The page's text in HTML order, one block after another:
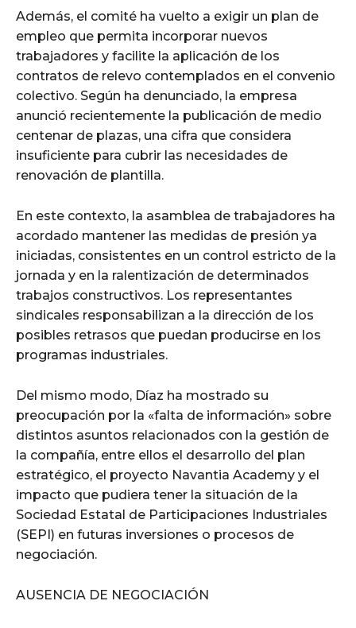
Además, el comité ha vuelto a exigir un plan de
empleo que permita incorporar nuevos
trabajadores y facilite la aplicación de los
contratos de relevo contemplados en el convenio
colectivo. Según ha denunciado, la empresa
anunció recientemente la publicación de medio
centenar de plazas, una cifra que considera
insuficiente para cubrir las necesidades de
renovación de plantilla.
En este contexto, la asamblea de trabajadores ha
acordado mantener las medidas de presión ya
iniciadas, consistentes en un control estricto de la
jornada y en la ralentización de determinados
trabajos constructivos. Los representantes
sindicales responsabilizan a la dirección de los
posibles retrasos que puedan producirse en los
programas industriales.
Del mismo modo, Díaz ha mostrado su
preocupación por la «falta de información» sobre
distintos asuntos relacionados con la gestión de
la compañía, entre ellos el desarrollo del plan
estratégico, el proyecto Navantia Academy y el
impacto que pudiera tener la situación de la
Sociedad Estatal de Participaciones Industriales
(SEPI) en futuras inversiones o procesos de
negociación.
AUSENCIA DE NEGOCIACIÓN